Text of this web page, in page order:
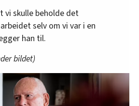
vi skulle beholde det
selv om vi var i en
han til.
bildet)